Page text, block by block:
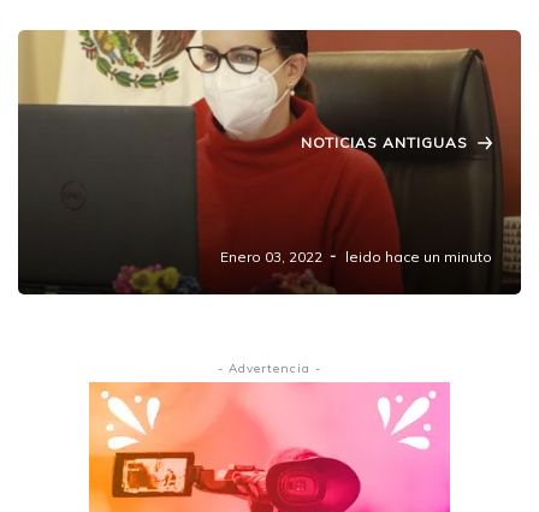
NOTICIAS ANTIGUAS
Prevén bajas temperaturas en la Sierra
Norte por Frente Frío número 19
Enero 03, 2022 leido hace un minuto
- Advertencia -